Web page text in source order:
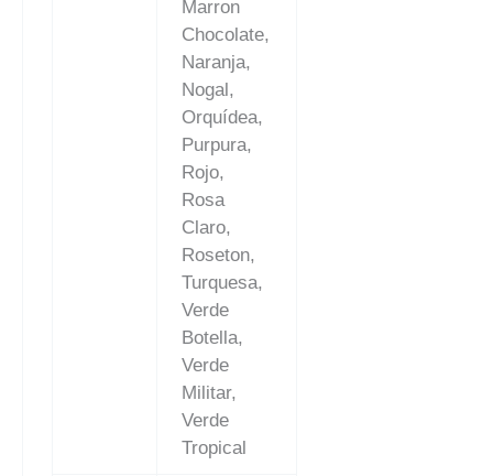
Marron
Chocolate,
Naranja,
Nogal,
Orquídea,
Purpura,
Rojo,
Rosa
Claro,
Roseton,
Turquesa,
Verde
Botella,
Verde
Militar,
Verde
Tropical